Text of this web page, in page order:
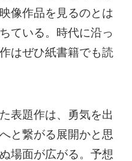
像作品を見るのとは
ている。時代に沿っ
はぜひ紙書籍でも読
表題作は、勇気を出
と繋がる展開かと思
場面が広がる。予想